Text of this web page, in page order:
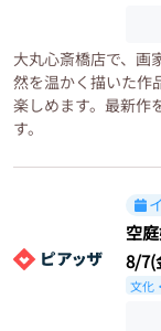
大丸心斎橋店で、画
然を温かく描いた作
楽しめます。最新作
す。
空
8/7(
文化